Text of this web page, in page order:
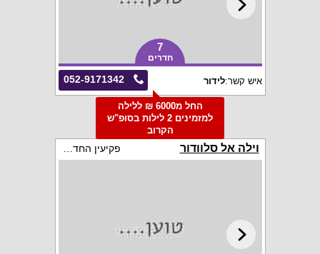
7
חדרים
052-9171342 איש קשר:לידור
החל מ6000 ₪ ללילה
למזמינים 2 לילות בסופ"ש
הקרוב
וילה אל סלוודור